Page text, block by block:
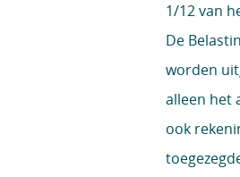
1/12 van
De
worden
alleen het
ook